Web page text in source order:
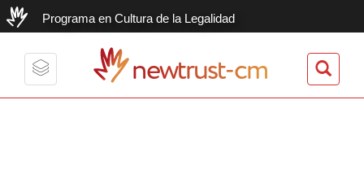
Programa en Cultura de la Legalidad
Toggle
newtrust-cm